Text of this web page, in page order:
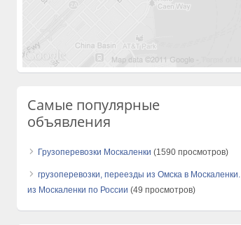
Самые популярные
объявления
Грузоперевозки Москаленки (1590 просмотров)
грузоперевозки, переезды из Омска в Москаленки.
из Москаленки по России (49 просмотров)